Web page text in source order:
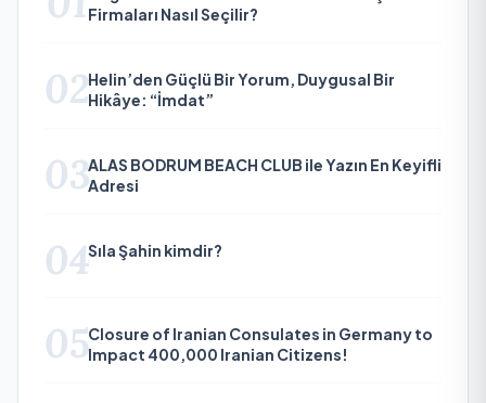
Firmaları Nasıl Seçilir?
02Helin’den Güçlü Bir Yorum, Duygusal Bir
Hikâye: “İmdat”
03ALAS BODRUM BEACH CLUB ile Yazın En Keyifli
Adresi
04Sıla Şahin kimdir?
05Closure of Iranian Consulates in Germany to
Impact 400,000 Iranian Citizens!